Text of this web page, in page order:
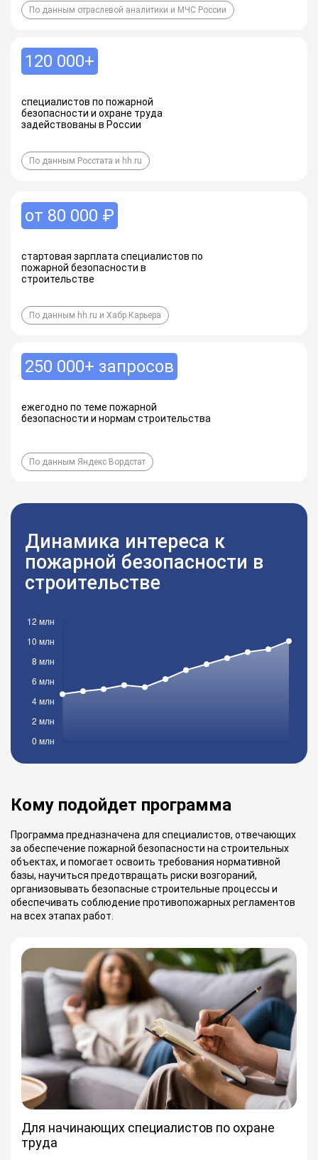
По данным отраслевой аналитики и МЧС России
120 000+
специалистов по пожарной
безопасности и охране труда
задействованы в России
По данным Росстата и hh.ru
от 80 000 ₽
стартовая зарплата специалистов по
пожарной безопасности в
строительстве
По данным hh.ru и Хабр Карьера
250 000+ запросов
ежегодно по теме пожарной
безопасности и нормам строительства
По данным Яндекс Вордстат
Динамика интереса к
пожарной безопасности в
строительстве
Кому подойдет программа
Программа предназначена для специалистов, отвечающих
за обеспечение пожарной безопасности на строительных
объектах, и помогает освоить требования нормативной
базы, научиться предотвращать риски возгораний,
организовывать безопасные строительные процессы и
обеспечивать соблюдение противопожарных регламентов
на всех этапах работ.
Для начинающих специалистов по охране
труда